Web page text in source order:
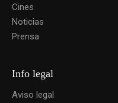
Cines
Noticias
Prensa
Info legal
Aviso legal